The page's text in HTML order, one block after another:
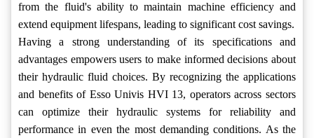
from the fluid's ability to maintain machine efficiency and
extend equipment lifespans, leading to significant cost savings.
Having a strong understanding of its specifications and
advantages empowers users to make informed decisions about
their hydraulic fluid choices. By recognizing the applications
and benefits of Esso Univis HVI 13, operators across sectors
can optimize their hydraulic systems for reliability and
performance in even the most demanding conditions. As the